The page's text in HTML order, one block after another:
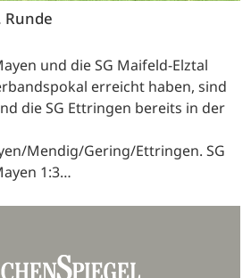
Runde
und die SG Maifeld-Elztal
erreicht haben, sind
die SG Ettringen bereits in der
Mendig/Gering/Ettringen. SG
1:3…